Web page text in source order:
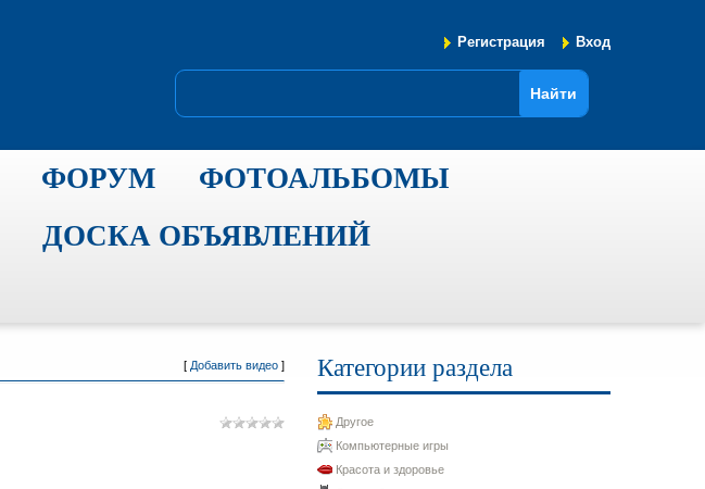
Регистрация Вход
ФОРУМ
ФОТОАЛЬБОМЫ
ДОСКА ОБЪЯВЛЕНИЙ
[ Добавить видео ] Категории раздела
Другое
Компьютерные игры
Красота и здоровье